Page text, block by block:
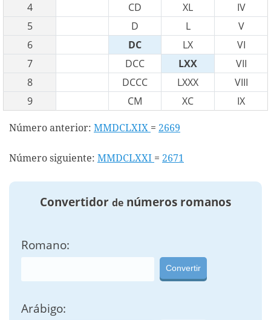
4
CD XL
IV
5
D L
V
6
DC LX
VI
7
DCC LXX
VII
8
DCCC LXXX
VIII
9
CM XC IX
Número anterior: MMDCLXIX = 2669
Número siguiente: MMDCLXXI = 2671
Convertidor de números romanos
Romano:
Convertir
Arábigo: